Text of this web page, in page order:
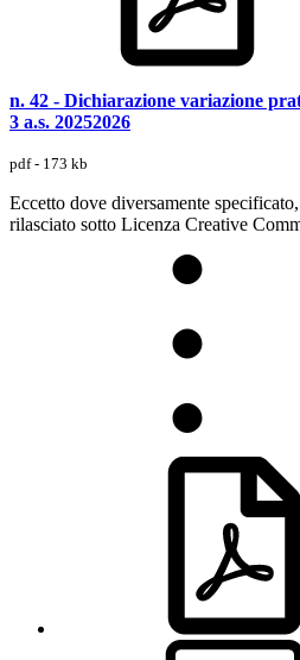
n. 42 - Dichiarazione variazione
3 a.s. 20252026
pdf - 173 kb
Eccetto dove diversamente
rilasciato sotto Licenza Creative